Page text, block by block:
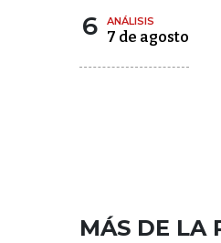
6 ANÁLISIS
7 de agosto
MÁS DE LA